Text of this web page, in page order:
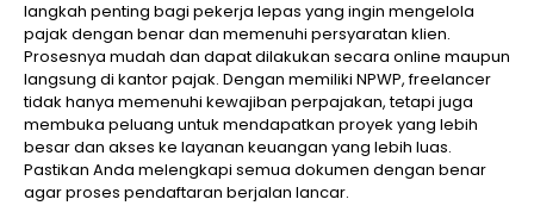
langkah penting bagi pekerja lepas yang ingin mengelola
pajak dengan benar dan memenuhi persyaratan klien.
Prosesnya mudah dan dapat dilakukan secara online maupun
langsung di kantor pajak. Dengan memiliki NPWP, freelancer
tidak hanya memenuhi kewajiban perpajakan, tetapi juga
membuka peluang untuk mendapatkan proyek yang lebih
besar dan akses ke layanan keuangan yang lebih luas.
Pastikan Anda melengkapi semua dokumen dengan benar
agar proses pendaftaran berjalan lancar.